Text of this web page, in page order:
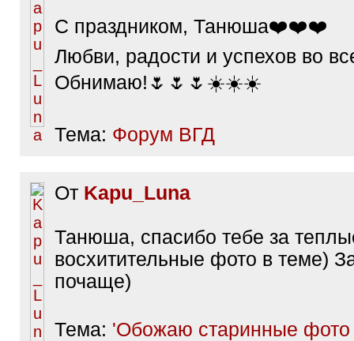
С праздником, Танюша❤️❤️❤️
Любви, радости и успехов во
Обнимаю!🌷🌷🌷☀️☀️☀️
Тема: Форум ВГД
От Kapu_Luna
Танюша, спасибо тебе за
восхитительные фото в теме)
почаще)
Тема: 'Обожаю старинные